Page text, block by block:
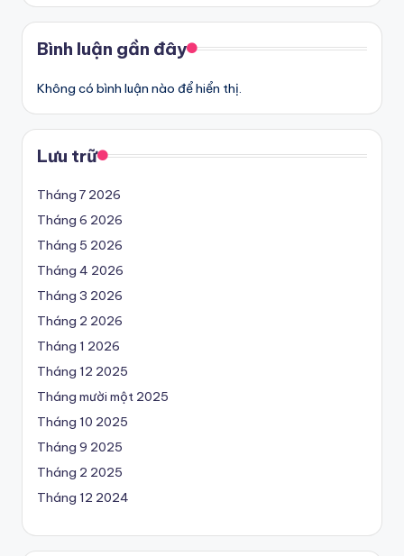
Bình luận gần đây
Không có bình luận nào để hiển thị.
Lưu trữ
Tháng 7 2026
Tháng 6 2026
Tháng 5 2026
Tháng 4 2026
Tháng 3 2026
Tháng 2 2026
Tháng 1 2026
Tháng 12 2025
Tháng mười một 2025
Tháng 10 2025
Tháng 9 2025
Tháng 2 2025
Tháng 12 2024